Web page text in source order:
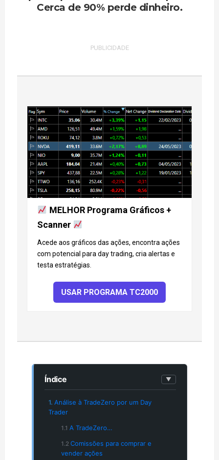
Cerca de 90% perde dinheiro.
PUBLICIDADE
MELHOR Programa Gráficos +
Scanner
Acede aos gráficos das ações, encontra ações
com potencial para day trading, cria alertas e
testa estratégias.
USAR PROGRAMA TC2000
Índice ▼
Análise à TradeZero por um Day
Trader
A TradeZero…
Comissões para comprar e
vender ações